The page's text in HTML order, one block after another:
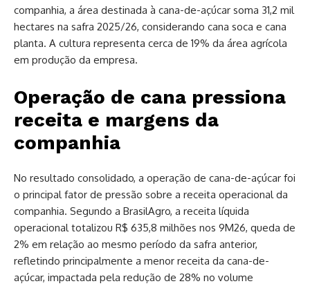
companhia, a área destinada à cana-de-açúcar soma 31,2 mil
hectares na safra 2025/26, considerando cana soca e cana
planta. A cultura representa cerca de 19% da área agrícola
em produção da empresa.
Operação de cana pressiona
receita e margens da
companhia
No resultado consolidado, a operação de cana-de-açúcar foi
o principal fator de pressão sobre a receita operacional da
companhia. Segundo a BrasilAgro, a receita líquida
operacional totalizou R$ 635,8 milhões nos 9M26, queda de
2% em relação ao mesmo período da safra anterior,
refletindo principalmente a menor receita da cana-de-
açúcar, impactada pela redução de 28% no volume